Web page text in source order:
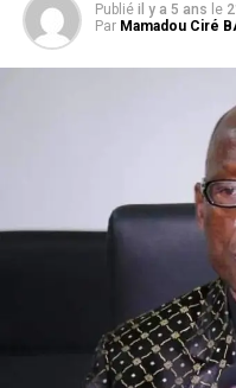
Publié il y a 5 ans le
Par Mamadou Ciré